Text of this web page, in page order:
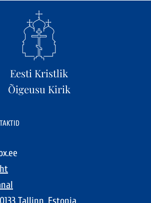
Eesti Kristlik
Õigeusu Kirik